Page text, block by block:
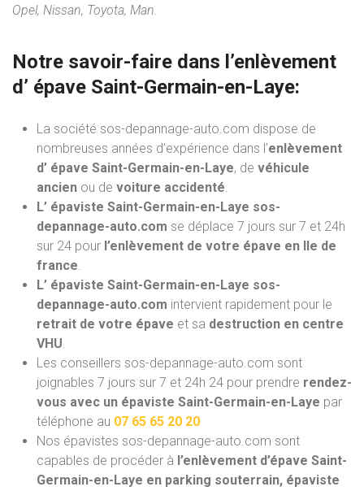
Opel, Nissan, Toyota, Man.
Notre savoir-faire dans l’enlèvement
d’ épave Saint-Germain-en-Laye:
La société sos-depannage-auto.com dispose de
nombreuses années d’expérience dans l’enlèvement
d’ épave Saint-Germain-en-Laye, de véhicule
ancien ou de voiture accidenté.
L’ épaviste Saint-Germain-en-Laye sos-
depannage-auto.com se déplace 7 jours sur 7 et 24h
sur 24 pour l’enlèvement de votre épave en Ile de
france.
L’ épaviste Saint-Germain-en-Laye sos-
depannage-auto.com intervient rapidement pour le
retrait de votre épave et sa destruction en centre
VHU.
Les conseillers sos-depannage-auto.com sont
joignables 7 jours sur 7 et 24h 24 pour prendre rendez-
vous avec un épaviste Saint-Germain-en-Laye par
téléphone au 07 65 65 20 20
Nos épavistes sos-depannage-auto.com sont
capables de procéder à l’enlèvement d’épave Saint-
Germain-en-Laye en parking souterrain, épaviste